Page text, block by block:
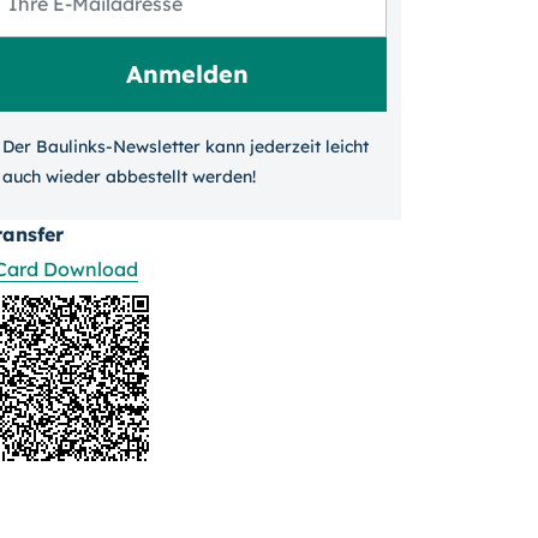
Der Baulinks-Newsletter kann jeder­zeit leicht
auch wieder ab­bestellt werden!
Download